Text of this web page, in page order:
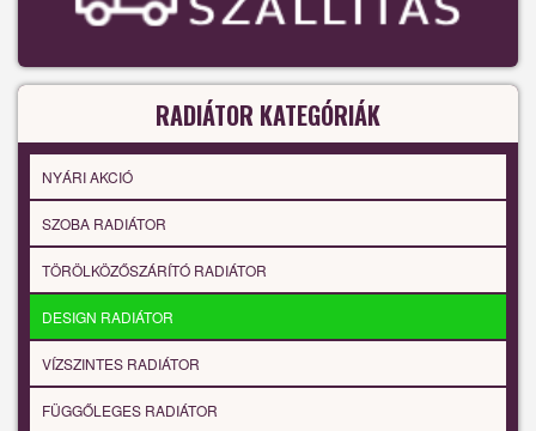
RADIÁTOR KATEGÓRIÁK
NYÁRI AKCIÓ
SZOBA RADIÁTOR
TÖRÖLKÖZŐSZÁRÍTÓ RADIÁTOR
DESIGN RADIÁTOR
VÍZSZINTES RADIÁTOR
FÜGGŐLEGES RADIÁTOR